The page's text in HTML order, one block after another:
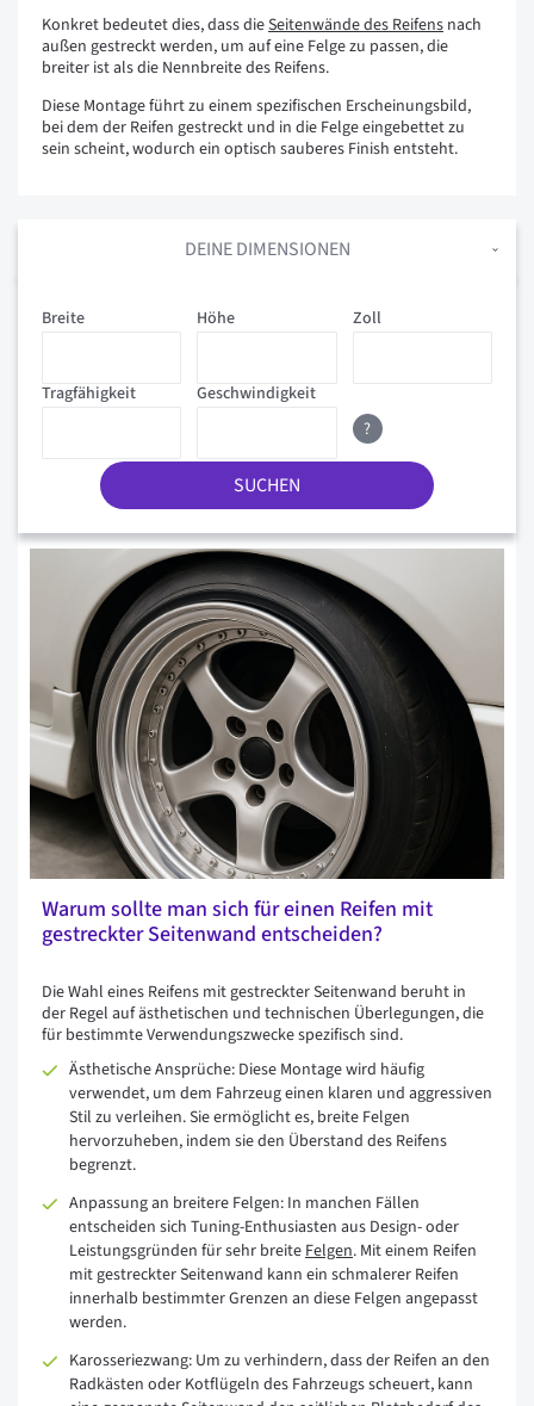
Konkret bedeutet dies, dass dieSeitenwände des Reifens nach
außen gestreckt werden, um auf eine Felge zu passen, die
breiter ist als die Nennbreite des Reifens.
Diese Montage führt zu einem spezifischen Erscheinungsbild,
bei dem der Reifen gestreckt und in die Felge eingebettet zu
sein scheint, wodurch ein optisch sauberes Finish entsteht.
DEINE DIMENSIONEN
Zoll
Höhe
Tragfähigkeit Geschwindigkeit
Breite
?
SUCHEN
Warum sollte man sich für einen Reifen mit
gestreckter Seitenwand entscheiden?
Die Wahl eines Reifens mit gestreckter Seitenwand beruht in
der Regel auf ästhetischen und technischen Überlegungen, die
für bestimmte Verwendungszwecke spezifisch sind.
Ästhetische Ansprüche: Diese Montage wird häufig
verwendet, um dem Fahrzeug einen klaren und aggressiven
Stil zu verleihen. Sie ermöglicht es, breite Felgen
hervorzuheben, indem sie den Überstand des Reifens
begrenzt.
Anpassung an breitere Felgen: In manchen Fällen
entscheiden sich Tuning-Enthusiasten aus Design- oder
Leistungsgründen für sehr breiteFelgen. Mit einem Reifen
mit gestreckter Seitenwand kann ein schmalerer Reifen
innerhalb bestimmter Grenzen an diese Felgen angepasst
werden.
Karosseriezwang: Um zu verhindern, dass der Reifen an den
Radkästen oder Kotflügeln des Fahrzeugs scheuert, kann